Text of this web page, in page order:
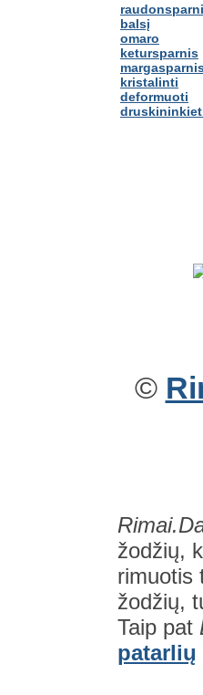
balsį
omaro
ketursparnis
kristalinti
deformuoti
©
žodžių,
rimuotis
žodžių,
Taip pat
patarlių